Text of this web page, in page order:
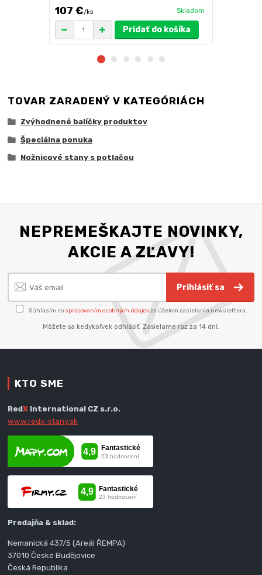
107 €/ks Skladom
Pridať do košíka
TOVAR ZARADENÝ V KATEGÓRIÁCH
Zvýhodnené balíčky produktov
Špeciálna ponuka
Nožnicové stany s potlačou
NEPREMEŠKAJTE NOVINKY,
AKCIE A ZĽAVY!
Prihlásiť sa
Súhlasím so spracovaním osobných údajovza účelom zasielania newslettera.
Môžete sa kedykoľvek odhlásiť. Zasielame raz za 14 dní.
KTO SME
RedX International CZ s.r.o.
www.redx-stany.sk
Predajňa & sklad:
Nemanická 437/5 (Areál ŘEMPA)
37010 České Budějovice
Česká Republika